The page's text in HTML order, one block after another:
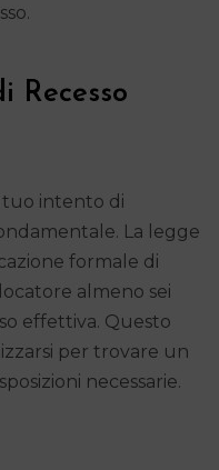
Recesso
intento di
La legge
formale di
almeno sei
effettiva. Questo
per trovare un
necessarie.